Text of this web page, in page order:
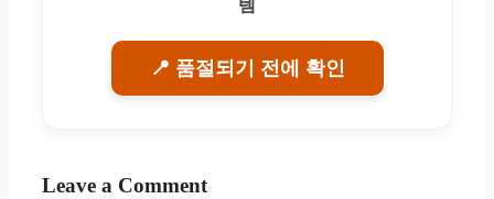
템
📍 품절되기 전에 확인
Leave a Comment